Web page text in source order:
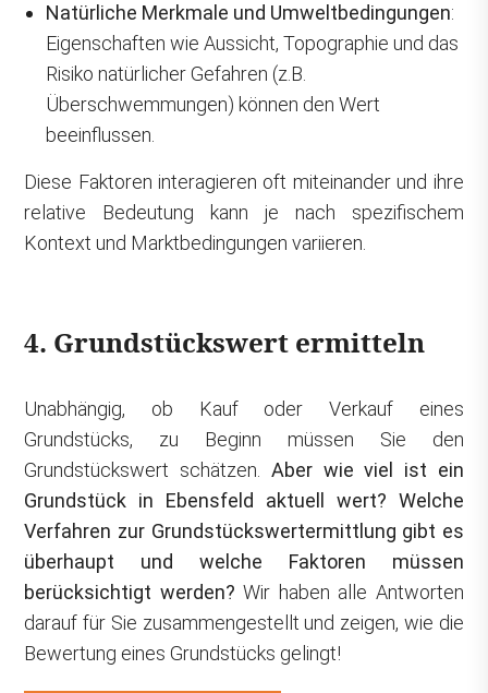
Natürliche Merkmale und Umweltbedingungen:
Eigenschaften wie Aussicht, Topographie und das
Risiko natürlicher Gefahren (z.B.
Überschwemmungen) können den Wert
beeinflussen.
Diese Faktoren interagieren oft miteinander und ihre
relative Bedeutung kann je nach spezifischem
Kontext und Marktbedingungen variieren.
4. Grundstückswert ermitteln
Unabhängig, ob Kauf oder Verkauf eines
Grundstücks, zu Beginn müssen Sie den
Grundstückswert schätzen. Aber wie viel ist ein
Grundstück in Ebensfeld aktuell wert? Welche
Verfahren zur Grundstückswertermittlung gibt es
überhaupt und welche Faktoren müssen
berücksichtigt werden? Wir haben alle Antworten
darauf für Sie zusammengestellt und zeigen, wie die
Bewertung eines Grundstücks gelingt!